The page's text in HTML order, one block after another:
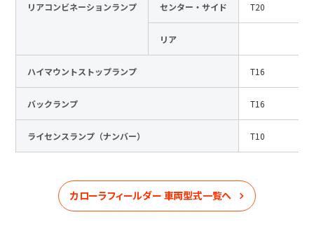
リアコンビネーションランプ センター・サイド T20
リア
ハイマウントストップランプ T16
バックランプ T16
ライセンスランプ（ナンバー） T10
カローラフィールダー 車両型式一覧へ